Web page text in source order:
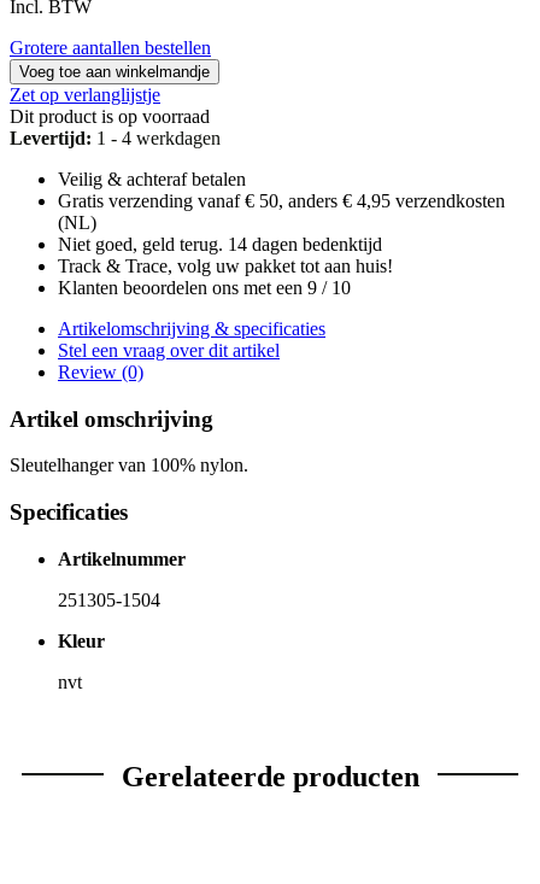
Incl. BTW
Grotere aantallen bestellen
Voeg toe aan winkelmandje
Zet op verlanglijstje
Dit product is op voorraad
Levertijd: 1 - 4 werkdagen
Veilig & achteraf betalen
Gratis verzending vanaf € 50, anders € 4,95 verzendkosten
(NL)
Niet goed, geld terug. 14 dagen bedenktijd
Track & Trace, volg uw pakket tot aan huis!
Klanten beoordelen ons met een 9 / 10
Artikelomschrijving & specificaties
Stel een vraag over dit artikel
Review (0)
Artikel omschrijving
Sleutelhanger van 100% nylon.
Specificaties
Artikelnummer
251305-1504
Kleur
nvt
Gerelateerde producten